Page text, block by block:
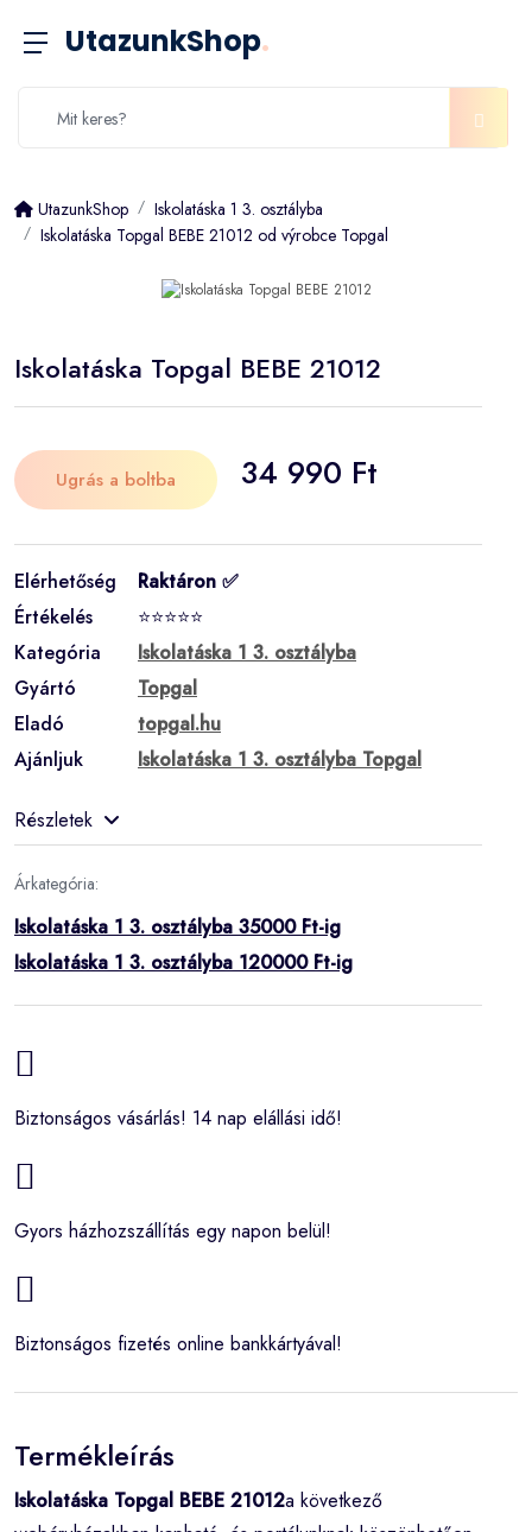
UtazunkShop.
UtazunkShop
Iskolatáska 1 3. osztályba
Iskolatáska Topgal BEBE 21012 od výrobce Topgal
Iskolatáska Topgal BEBE 21012
Ugrás a boltba 34 990 Ft
Elérhetőség
Raktáron ✅
Értékelés
⭐⭐⭐⭐⭐
Kategória
Iskolatáska 1 3. osztályba
Gyártó
Topgal
Eladó
topgal.hu
Ajánljuk
Iskolatáska 1 3. osztályba Topgal
Részletek
Árkategória:
Iskolatáska 1 3. osztályba 35000 Ft-ig
Iskolatáska 1 3. osztályba 120000 Ft-ig
Biztonságos vásárlás! 14 nap elállási idő!
Gyors házhozszállítás egy napon belül!
Biztonságos fizetés online bankkártyával!
Termékleírás
Iskolatáska Topgal BEBE 21012a következő